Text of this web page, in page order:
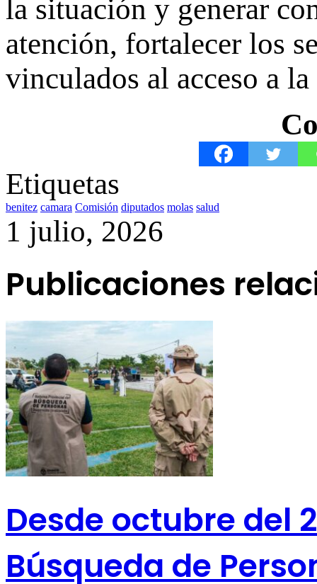
la situación y generar
atención, fortalecer los
vinculados al acceso a
Etiquetas
benitez camara Comisión diputados molas salud
1 julio, 2026
Publicaciones
Desde octubre del
Búsqueda de